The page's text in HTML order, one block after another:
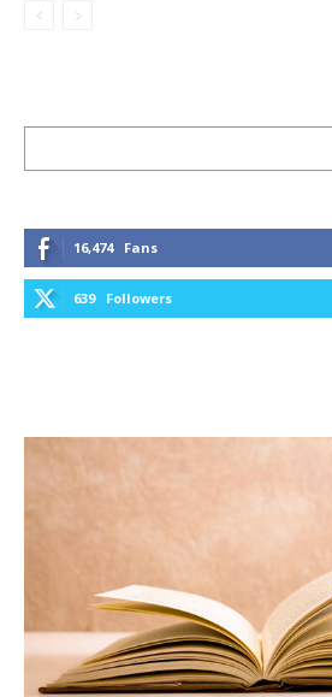
16,474 Fans
639 Followers